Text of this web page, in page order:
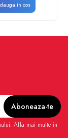
in cos
Afla mai multe in